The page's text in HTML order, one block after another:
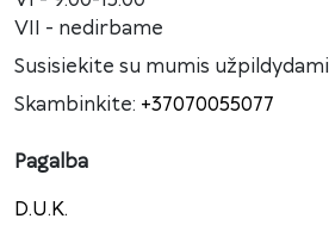
VII - nedirbame
Susisiekite su mumis užpildydami
Skambinkite: +37070055077
Pagalba
D.U.K.